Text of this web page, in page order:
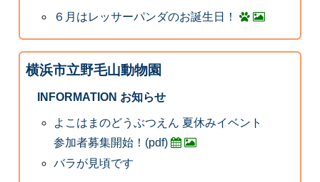
６月はレッサーパンダのお誕生日！
横浜市立野毛山動物園
INFORMATION お知らせ
よこはまのどうぶつえん 夏休みイベント
参加者募集開始！(pdf)
バラが見頃です